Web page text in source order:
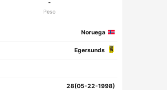
-
Peso
Noruega
Egersunds
28(05-22-1998)